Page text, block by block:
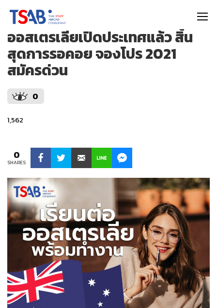
ออสเตรเลียเปิดประเทศแล้ว สิ้น
สุดการรอคอย จองโปร 2021
สมัครด่วน
0
1,562
0
SHARES